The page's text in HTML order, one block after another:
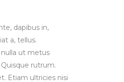
dapibus in,
a, tellus.
nulla ut metus
rutrum.
Etiam ultricies nisi